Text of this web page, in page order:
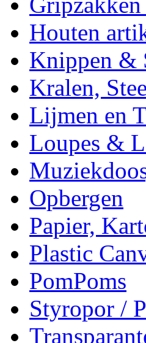
Houten
Knippen &
Kralen,
Lijmen en
Loupes &
Opbergen
Papier,
Plastic
PomPoms
Styropor /